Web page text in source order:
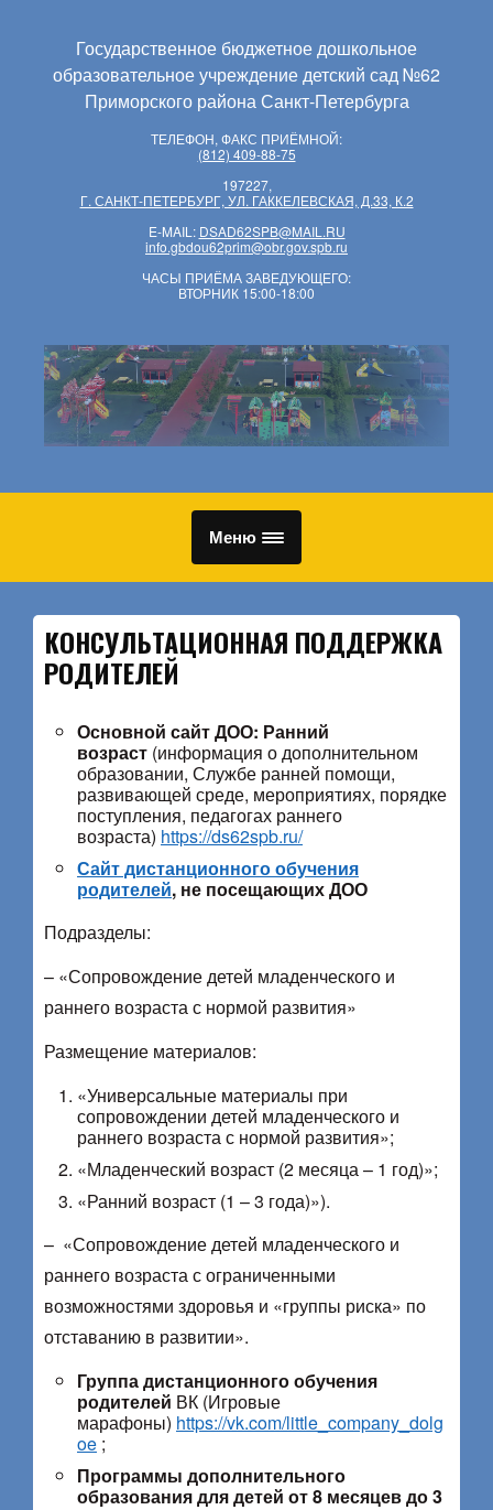
Государственное бюджетное дошкольное
образовательное учреждение детский сад №62
Приморского района Санкт-Петербурга
ТЕЛЕФОН, ФАКС ПРИЁМНОЙ:
(812) 409-88-75
197227,
Г. САНКТ-ПЕТЕРБУРГ, УЛ. ГАККЕЛЕВСКАЯ, Д.33, К.2
E-MAIL: DSAD62SPB@MAIL.RU
info.gbdou62prim@obr.gov.spb.ru
ЧАСЫ ПРИЁМА ЗАВЕДУЮЩЕГО:
ВТОРНИК 15:00-18:00
Меню
КОНСУЛЬТАЦИОННАЯ ПОДДЕРЖКА
РОДИТЕЛЕЙ
Основной сайт ДОО: Ранний
возраст (информация о дополнительном
образовании, Службе ранней помощи,
развивающей среде, мероприятиях, порядке
поступления, педагогах раннего
возраста) https://ds62spb.ru/
Сайт дистанционного обучения
родителей, не посещающих ДОО
Подразделы:
– «Сопровождение детей младенческого и
раннего возраста с нормой развития»
Размещение материалов:
«Универсальные материалы при
сопровождении детей младенческого и
раннего возраста с нормой развития»;
«Младенческий возраст (2 месяца – 1 год)»;
«Ранний возраст (1 – 3 года)»).
– «Сопровождение детей младенческого и
раннего возраста с ограниченными
возможностями здоровья и «группы риска» по
отставанию в развитии».
Группа дистанционного обучения
родителей ВК (Игровые
марафоны) https://vk.com/little_company_dolg
oe ;
Программы дополнительного
образования для детей от 8 месяцев до 3